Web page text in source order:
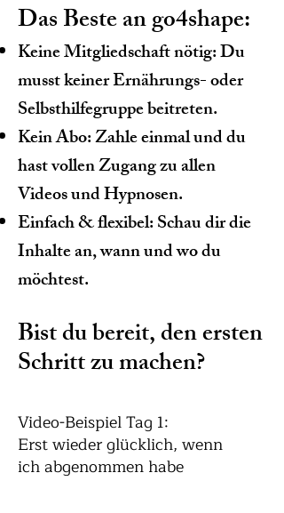
Das Beste an go4shape:
Keine Mitgliedschaft nötig: Du
musst keiner Ernährungs- oder
Selbsthilfegruppe beitreten.
Kein Abo: Zahle einmal und du
hast vollen Zugang zu allen
Videos und Hypnosen.
Einfach & flexibel: Schau dir die
Inhalte an, wann und wo du
möchtest.
Bist du bereit, den ersten
Schritt zu machen?
Video-Beispiel Tag 1:
Erst wieder glücklich, wenn
ich abgenommen habe